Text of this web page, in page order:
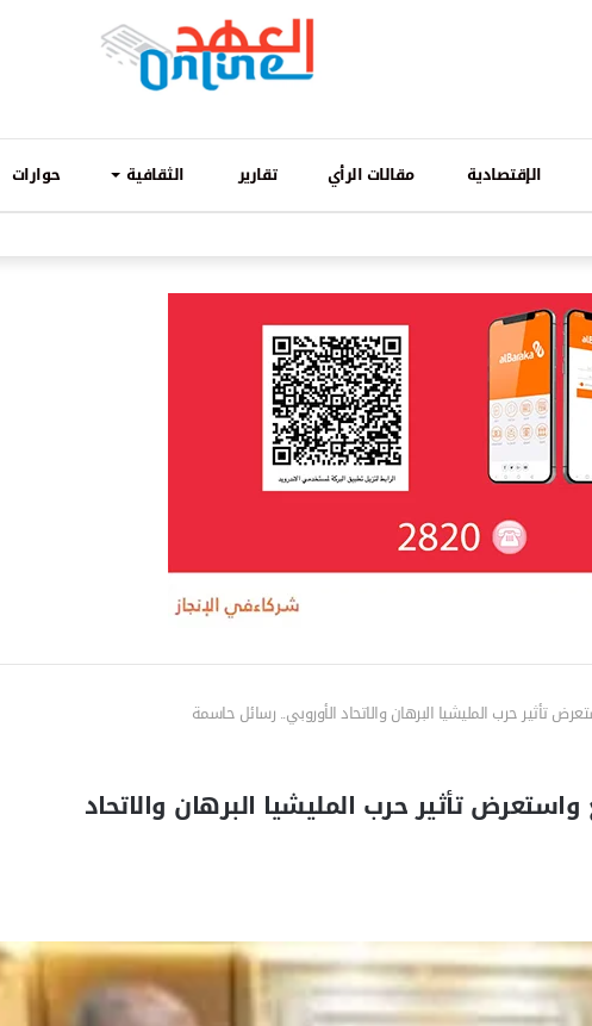
الإقتصادية مقالات الرأي تقارير الثقافية حوارات
تأثير حرب المليشيا البرهان والاتحاد الأوروبي.. رسائل حاسمة
تأثير حرب المليشيا البرهان والاتحاد